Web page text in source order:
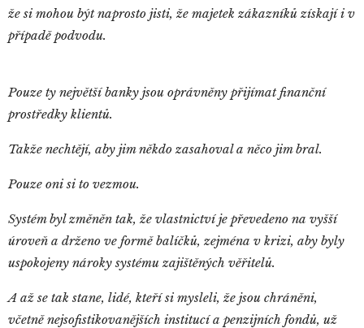
že si mohou být naprosto jisti, že majetek zákazníků získají i v
případě podvodu.
Pouze ty největší banky jsou oprávněny přijímat finanční
prostředky klientů.
Takže nechtějí, aby jim někdo zasahoval a něco jim bral.
Pouze oni si to vezmou.
Systém byl změněn tak, že vlastnictví je převedeno na vyšší
úroveň a drženo ve formě balíčků, zejména v krizi, aby byly
uspokojeny nároky systému zajištěných věřitelů.
A až se tak stane, lidé, kteří si mysleli, že jsou chráněni,
včetně nejsofistikovanějších institucí a penzijních fondů, už